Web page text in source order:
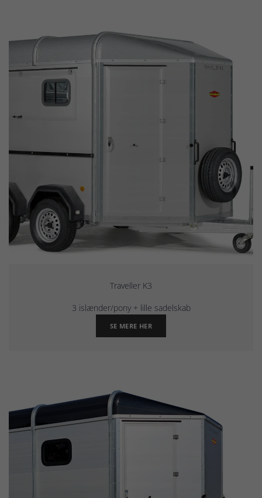
Traveller K3
3 islænder/pony + lille sadelskab
SE MERE HER